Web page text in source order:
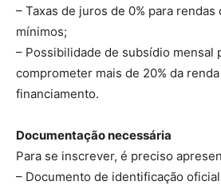
– Taxas de juros de 0% para
mínimos;
– Possibilidade de subsídio mensal
comprometer mais de 20% da
financiamento.
Documentação necessária
Para se inscrever, é preciso
– Documento de identificação